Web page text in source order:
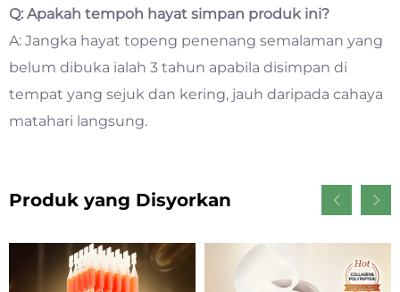
Q: Apakah tempoh hayat simpan produk ini?
A: Jangka hayat topeng penenang semalaman yang
belum dibuka ialah 3 tahun apabila disimpan di
tempat yang sejuk dan kering, jauh daripada cahaya
matahari langsung.
Produk yang Disyorkan